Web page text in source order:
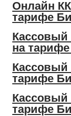
Онлайн
тарифе
Кассовый
на
Кассовый
тарифе
Кассовый
тарифе